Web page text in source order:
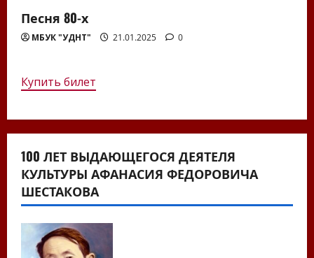
Песня 80-х
МБУК "УДНТ" 21.01.2025 0
Купить билет
100 ЛЕТ ВЫДАЮЩЕГОСЯ ДЕЯТЕЛЯ
КУЛЬТУРЫ АФАНАСИЯ ФЕДОРОВИЧА
ШЕСТАКОВА